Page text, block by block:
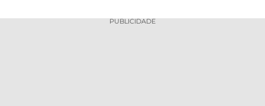
PUBLICIDADE